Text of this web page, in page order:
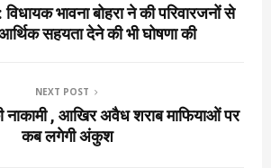
विधायक भावना बोहरा ने की परिवारजनों से
सहयता देने की भी घोषणा की
NEXT POST
नाकामी , आखिर अवैध शराब माफियाओं पर
कब लगेगी अंकुश